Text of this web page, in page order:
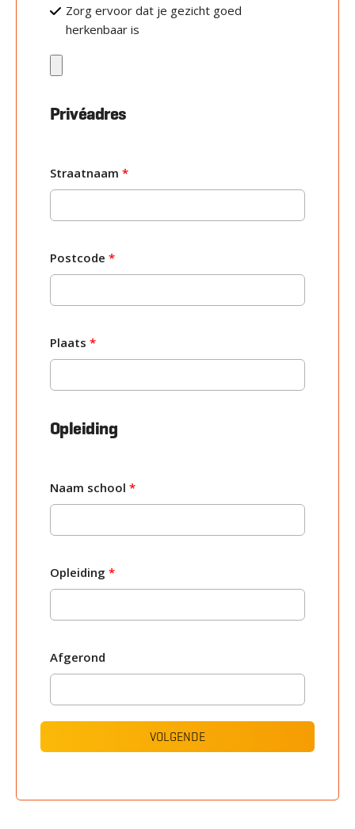
Zorg ervoor dat je gezicht goed
herkenbaar is
Privéadres
Straatnaam *
Postcode *
Plaats *
Opleiding
Naam school *
Opleiding *
Afgerond